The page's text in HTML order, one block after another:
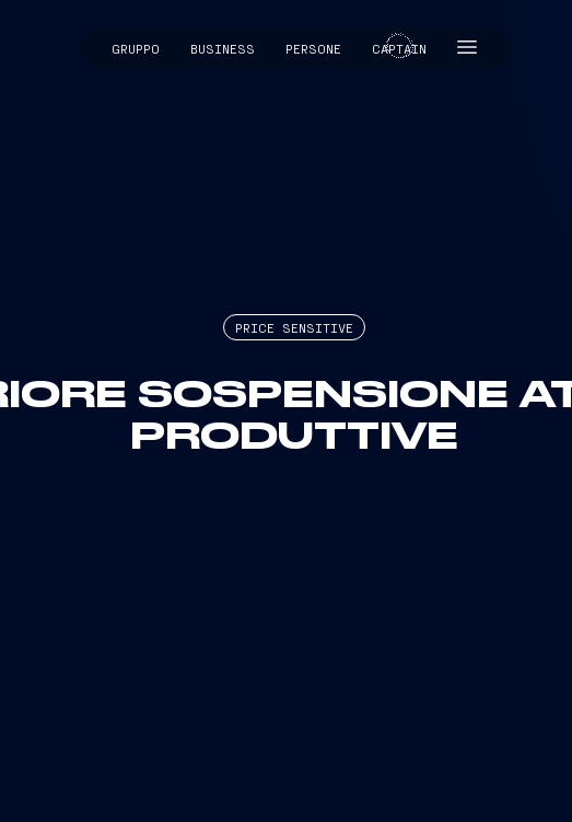
GRUPPO BUSINESS PERSONE CAPTAIN
CAPTAIN
PRICE SENSITIVE
SOSPENSIONE
PRODUTTIVE